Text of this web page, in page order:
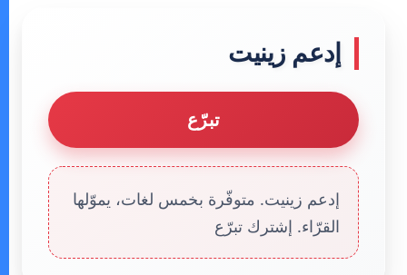
إدعم زينيت
تبرّع
إدعم زينيت. متوفّرة بخمس لغات، يموّلها
القرّاء. إشترك تبرّع